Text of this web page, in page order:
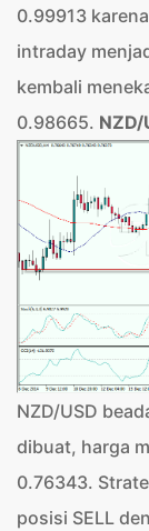
0.99913
intraday
kembali
0.98665. NZD/
NZD/USD
dibuat, harga
0.76343.
posisi SELL